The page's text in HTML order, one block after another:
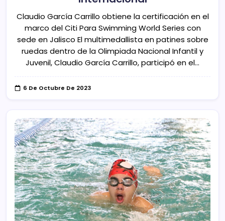
Claudio García Carrillo obtiene la certificación en el
marco del Citi Para Swimming World Series con
sede en Jalisco El multimedallista en patines sobre
ruedas dentro de la Olimpiada Nacional Infantil y
Juvenil, Claudio García Carrillo, participó en el…
6 De Octubre De 2023